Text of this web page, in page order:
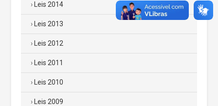
Leis 2014
Leis 2013
Leis 2012
Leis 2011
Leis 2010
Leis 2009